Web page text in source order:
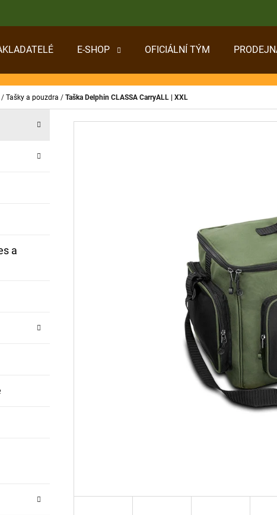
E-SHOP OFICIÁLNÍ TÝM
/ Tašky a pouzdra / Taška Delphin CLASSA CarryALL | XXL
a
CO POTŘEBUJETE NAJÍT?
HLEDAT
CYBERBARBED S OTVOREM